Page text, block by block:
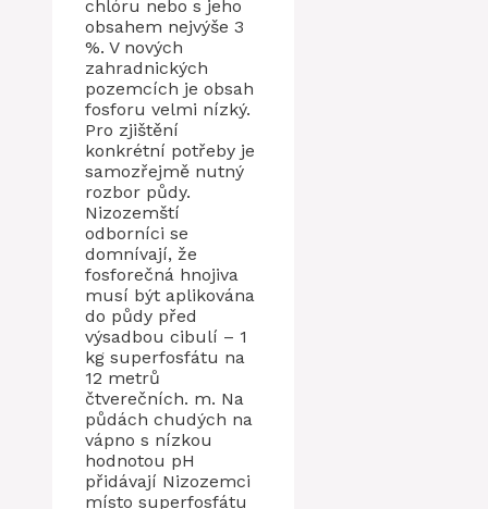
chlóru nebo s jeho
obsahem nejvýše 3
%. V nových
zahradnických
pozemcích je obsah
fosforu velmi nízký.
Pro zjištění
konkrétní potřeby je
samozřejmě nutný
rozbor půdy.
Nizozemští
odborníci se
domnívají, že
fosforečná hnojiva
musí být aplikována
do půdy před
výsadbou cibulí – 1
kg superfosfátu na
12 metrů
čtverečních. m. Na
půdách chudých na
vápno s nízkou
hodnotou pH
přidávají Nizozemci
místo superfosfátu